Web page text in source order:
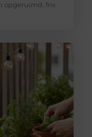
opgeruimd, fris